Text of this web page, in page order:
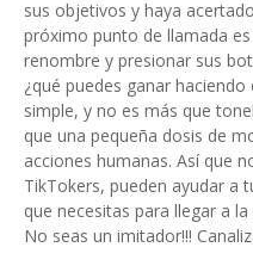
sus objetivos y haya
próximo punto de llamada
renombre y presionar sus
¿qué puedes ganar
simple, y no es más que
que una pequeña dosis de
acciones humanas. Así que
TikTokers, pueden ayudar a
que necesitas para llegar a la
No seas un imitador!!!